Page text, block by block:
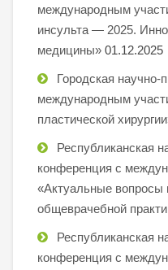
международным
инсульта — 2025.
медицины» 01.12.2025
Городская научно-
международным
пластической
Республиканская
конференция с
«Актуальные вопросы
общеврачебной
Республиканская
конференция с